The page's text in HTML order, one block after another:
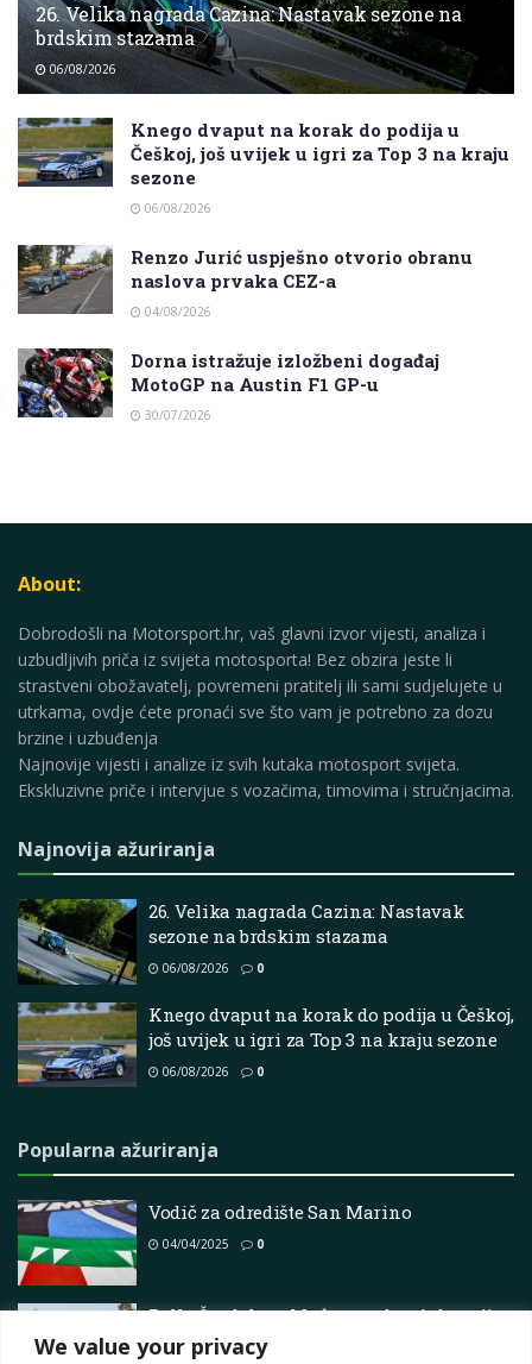
We value your privacy
26. Velika nagrada Cazina: Nastavak sezone na
brdskim stazama
06/08/2026
Knego dvaput na korak do podija u
Češkoj, još uvijek u igri za Top 3 na kraju
sezone
06/08/2026
Renzo Jurić uspješno otvorio obranu
naslova prvaka CEZ-a
04/08/2026
Dorna istražuje izložbeni događaj
MotoGP na Austin F1 GP-u
30/07/2026
About:
Dobrodošli na Motorsport.hr, vaš glavni izvor vijesti, analiza i
uzbudljivih priča iz svijeta motosporta! Bez obzira jeste li
strastveni obožavatelj, povremeni pratitelj ili sami sudjelujete u
utrkama, ovdje ćete pronaći sve što vam je potrebno za dozu
brzine i uzbuđenja
Najnovije vijesti i analize iz svih kutaka motosport svijeta.
Ekskluzivne priče i intervjue s vozačima, timovima i stručnjacima.
Najnovija ažuriranja
26. Velika nagrada Cazina: Nastavak
sezone na brdskim stazama
06/08/2026 0
Knego dvaput na korak do podija u Češkoj,
još uvijek u igri za Top 3 na kraju sezone
06/08/2026 0
Popularna ažuriranja
Vodič za odredište San Marino
04/04/2025 0
Rally Švedska – Međunarodna federacija
automobilizma